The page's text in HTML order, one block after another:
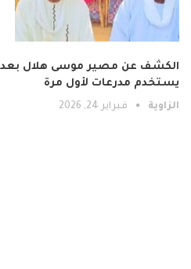
الكشف عن مصير موسى هلال بعد
يستخدم مدرعات لأول مرة
الزاوية فبراير 24, 2026